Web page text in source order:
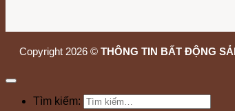
Copyright 2026 © THÔNG TIN BẤT ĐỘNG
Tìm kiếm: